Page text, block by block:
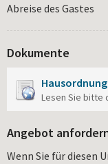
Abreise des Gastes
Dokumente
Lesen Sie bitte
Angebot
Wenn Sie für diesen